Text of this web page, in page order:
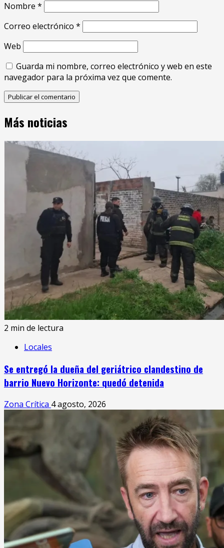
Nombre *
Correo electrónico *
Web
Guarda mi nombre, correo electrónico y web en este
navegador para la próxima vez que comente.
Más noticias
2 min de lectura
Locales
Se entregó la dueña del geriátrico clandestino de
barrio Nuevo Horizonte: quedó detenida
Zona Crítica 4 agosto, 2026